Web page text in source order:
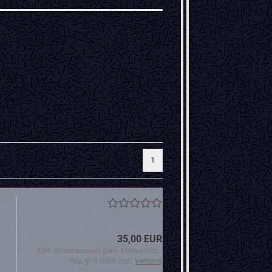
1
35,00 EUR
Kein Steuerausweis gem. Kleinuntern.-
Reg. §19 UStG zzgl. Versand